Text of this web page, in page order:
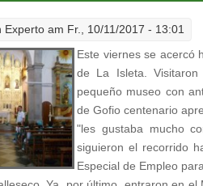
Experto am Fr., 10/11/2017 - 13:01
Este viernes se acercó
de La Isleta.
pequeño museo con
de Gofio centenario
"les gustaba mucho
siguieron el recorrido
Especial de Empleo